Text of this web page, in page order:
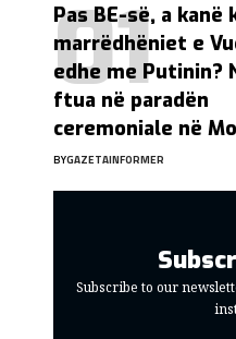
Pas BE-së, a kanë
marrëdhëniet e
edhe me Putinin?
ftua në paradën
ceremoniale në
BYGAZETAINFORMER
Subscribe to our